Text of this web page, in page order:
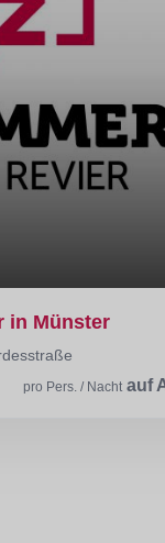
in Münster
pro Pers. / Nacht auf